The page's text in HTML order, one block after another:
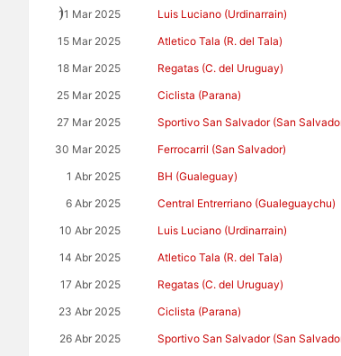
11 Mar 2025 Luis Luciano (Urdinarrain)
15 Mar 2025 Atletico Tala (R. del Tala)
18 Mar 2025 Regatas (C. del Uruguay)
25 Mar 2025 Ciclista (Parana)
27 Mar 2025 Sportivo San Salvador (San
30 Mar 2025 Ferrocarril (San Salvador)
1 Abr 2025 BH (Gualeguay)
6 Abr 2025 Central Entrerriano (Gualeguaychu)
10 Abr 2025 Luis Luciano (Urdinarrain)
14 Abr 2025 Atletico Tala (R. del Tala)
17 Abr 2025 Regatas (C. del Uruguay)
23 Abr 2025 Ciclista (Parana)
26 Abr 2025 Sportivo San Salvador (San